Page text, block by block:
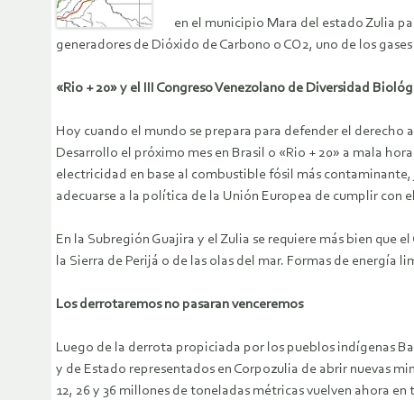
en el municipio Mara del estado Zulia
generadores de Dióxido de Carbono o CO2, uno de los
«Rio + 20» y el III Congreso Venezolano de Diversidad
Hoy cuando el mundo se prepara para defender el derecho
Desarrollo el próximo mes en Brasil o «Rio + 20» a mala
electricidad en base al combustible fósil más
adecuarse a la política de la Unión Europea de cumplir con
En la Subregión Guajira y el Zulia se requiere más bien que
la Sierra de Perijá o de las olas del mar. Formas de energía
Los derrotaremos no pasaran venceremos
Luego de la derrota propiciada por los pueblos indígenas
y de Estado representados en Corpozulia de abrir nuevas
12, 26 y 36 millones de toneladas métricas vuelven ahora